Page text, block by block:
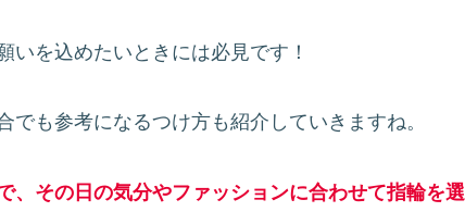
いを込めたいときには必見です！
も参考になるつけ方も紹介していきますね。
、その日の気分やファッションに合わせて指輪を選